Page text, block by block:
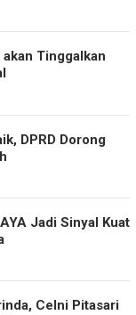
Tinggalkan
DPRD Dorong
Jadi Sinyal Kuat
Celni Pitasari